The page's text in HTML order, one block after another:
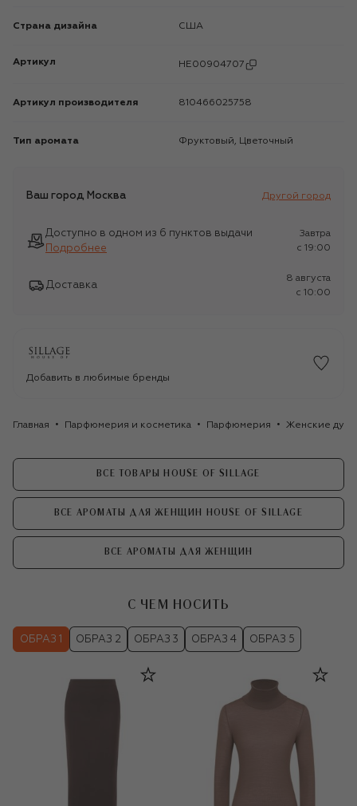
Страна дизайна США
Артикул HE00904707
Артикул производителя 810466025758
Тип аромата Фруктовый, Цветочный
Ваш город Москва Другой город
Доступно в одном из 6 пунктов выдачи
Подробнее
Завтра
c 19:00
Доставка
8 августа
c 10:00
Добавить в любимые бренды
Главная Парфюмерия и косметика Парфюмерия Женские духи
ВСЕ ТОВАРЫ HOUSE OF SILLAGE
ВСЕ АРОМАТЫ ДЛЯ ЖЕНЩИН HOUSE OF SILLAGE
ВСЕ АРОМАТЫ ДЛЯ ЖЕНЩИН
С ЧЕМ НОСИТЬ
ОБРАЗ 1 ОБРАЗ 2 ОБРАЗ 3 ОБРАЗ 4 ОБРАЗ 5